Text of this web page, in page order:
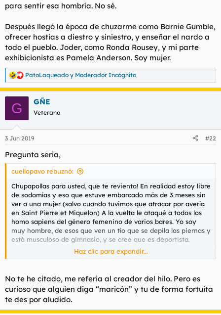
para sentir esa hombría. No sé.
Después llegó la época de chuzarme como Barnie Gumble,
ofrecer hostias a diestro y siniestro, y enseñar el nardo a
todo el pueblo. Joder, como Ronda Rousey, y mi parte
exhibicionista es Pamela Anderson. Soy mujer.
R
e
a
e
:
PatoLaqueado y Moderador Incógnito
G GÑE
Veterano
3 Jun 2019 #22
Pregunta seria,
cuellopavo rebuznó:
Chupapollas para usted, que te reviento! En realidad estoy libre
de sodomías y eso que estuve embarcado más de 3 meses sin
ver a una mujer (salvo cuando tuvimos que atracar por avería
en Saint Pierre et Miquelon) A la vuelta le ataqué a todos los
homo sapiens del género femenino de varios bares. Yo soy
muy hombre, de esos que ven un tío que se depila las piernas y
está musculoso de gimnasio, y se cree que es deportista.
Además llevo más de 40 años sin ir al ginecólogo para ver si
que el fondo; como en la Grecia clásica, que tendrían su vicio,
pero de afeminamiento, nada de nada.
Aunque si es cierto que dan ganas de ser gay. Son como
mujeres pero no tienen la regla y con un cerebro de hombre.
Haz clic para expandir...
No te he citado, me referia al creador del hilo. Pero es
curioso que alguien diga “maricón” y tu de forma fortuita
te des por aludido.